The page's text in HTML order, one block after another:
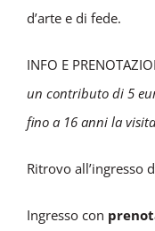
d’arte e di fede.
INFO E
un contributo di 5
fino a 16 anni la
Ritrovo all’ingresso
Ingresso con